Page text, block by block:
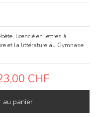
licencié en lettres à
et la littérature au Gymnase
CHF
au panier